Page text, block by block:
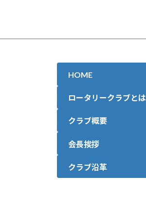
HOME
ロータリークラブとは
クラブ概要
会長挨拶
クラブ沿革